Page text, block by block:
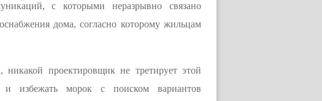
с которыми неразрывно связано
дома, согласно которому жильцам
никакой проектировщик не третирует этой
избежать морок с поиском вариантов